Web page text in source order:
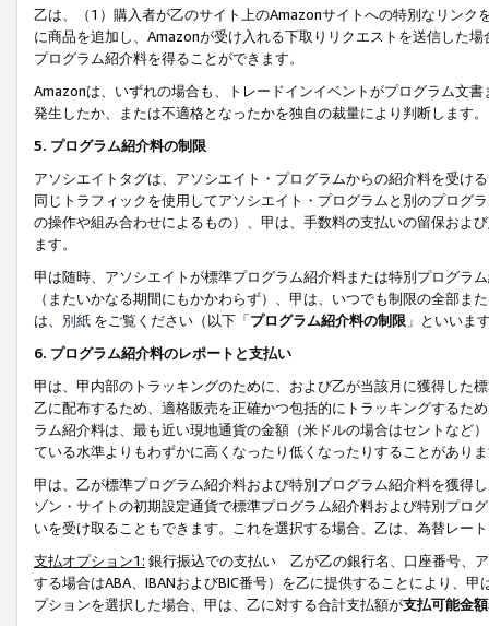
乙は、（1）購入者が乙のサイト上のAmazonサイトへの特別なリン
に商品を追加し、Amazonが受け入れる下取りリクエストを送信した
プログラム紹介料を得ることができます。
Amazonは、いずれの場合も、トレードインイベントがプログラム文
発生したか、または不適格となったかを独自の裁量により判断します。
5. プログラム紹介料の制限
アソシエイトタグは、アソシエイト・プログラムからの紹介料を受け
同じトラフィックを使用してアソシエイト・プログラムと別のプログ
の操作や組み合わせによるもの）、甲は、手数料の支払いの留保およ
ます。
甲は随時、アソシエイトが標準プログラム紹介料または特別プログラ
（またいかなる期間にもかかわらず）、甲は、いつでも制限の全部
は、 別紙 をご覧ください（以下「プログラム紹介料の制限 」といいま
6. プログラム紹介料のレポートと支払い
甲は、甲内部のトラッキングのために、および乙が当該月に獲得した
乙に配布するため、適格販売を正確かつ包括的にトラッキングするた
ラム紹介料は、最も近い現地通貨の金額（米ドルの場合はセントなど
ている水準よりもわずかに高くなったり低くなったりすることがあり
甲は、乙が標準プログラム紹介料および特別プログラム紹介料を獲得
ゾン・サイトの初期設定通貨で標準プログラム紹介料および特別プロ
いを受け取ることもできます。これを選択する場合、乙は、為替レー
支払オプション1: 銀行振込での支払い 乙が乙の銀行名、口座番号、
する場合はABA、IBANおよびBIC番号）を乙に提供することにより、
プションを選択した場合、甲は、乙に対する合計支払額が支払可能金